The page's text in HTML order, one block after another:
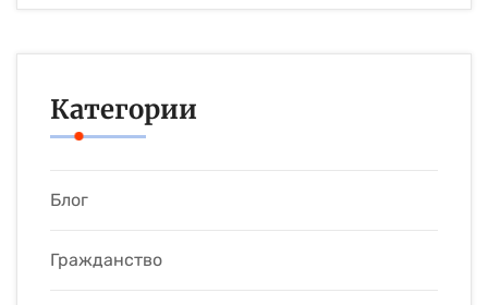
Категории
Блог
Гражданство